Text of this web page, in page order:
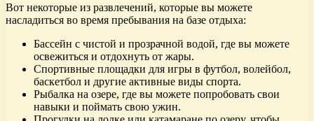
Вот некоторые из развлечений, которые вы можете
насладиться во время пребывания на базе отдыха:
Бассейн с чистой и прозрачной водой, где вы можете
освежиться и отдохнуть от жары.
Спортивные площадки для игры в футбол, волейбол,
баскетбол и другие активные виды спорта.
Рыбалка на озере, где вы можете попробовать свои
навыки и поймать свою ужин.